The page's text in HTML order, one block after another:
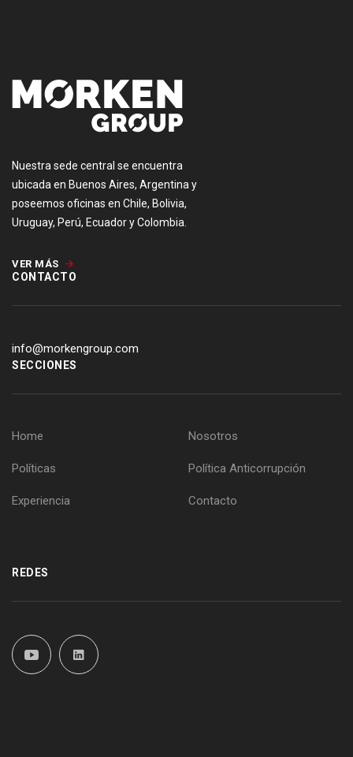
Nuestra sede central se encuentra
ubicada en Buenos Aires, Argentina y
poseemos oficinas en Chile, Bolivia,
Uruguay, Perú, Ecuador y Colombia.
VER MÁS
CONTACTO
info@morkengroup.com
SECCIONES
Home Nosotros
Políticas Política Anticorrupción
Experiencia Contacto
REDES